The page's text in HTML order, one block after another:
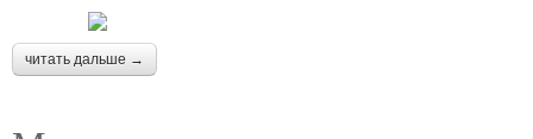
читать дальше →